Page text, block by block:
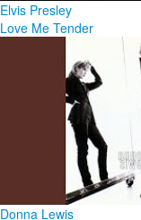
Elvis Presley
Love Me Tender
Donna Lewis